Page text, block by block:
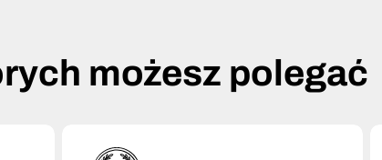
możesz polegać